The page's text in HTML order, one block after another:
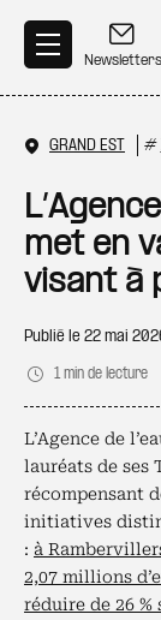
Newsletters
GRAND EST #
met en
visant à
Publié le 22 mai
1 min de lecture
L’Agence de
lauréats de ses
récompensant
initiatives
: à
2,07 millions
réduire de 26 %